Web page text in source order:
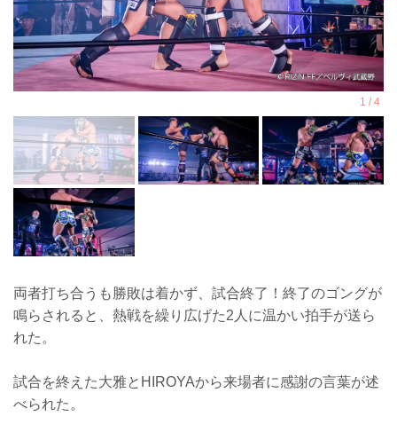
両者打ち合うも勝敗は着かず、試合終了！終了のゴングが
鳴らされると、熱戦を繰り広げた2人に温かい拍手が送ら
れた。
試合を終えた大雅とHIROYAから来場者に感謝の言葉が述
べられた。